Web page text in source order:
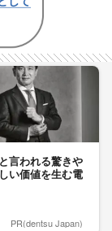
言われる驚きや
い価値を生む電
PR(dentsu Japan)